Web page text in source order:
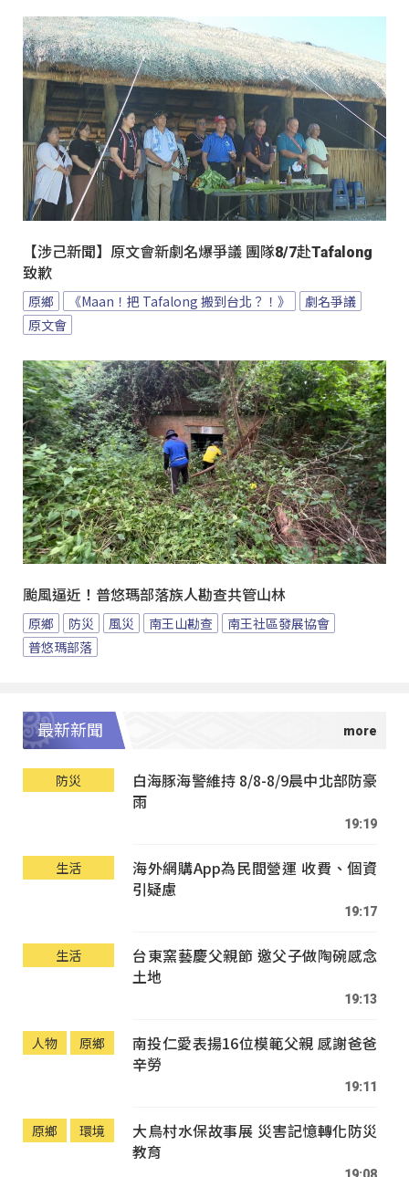
【涉己新聞】原文會新劇名爆爭議 團隊8/7赴Tafalong
致歉
原鄉 《Maan！把 Tafalong 搬到台北？！》
劇名爭議
原文會
颱風逼近！普悠瑪部落族人勘查共管山林
原鄉 防災 風災 南王山勘查
南王社區發展協會
普悠瑪部落
最新新聞
防災
白海豚海警維持 8/8-8/9晨中北部防豪
雨
19:19
生活
海外網購App為民間營運 收費、個資
引疑慮
19:17
生活
台東窯藝慶父親節 邀父子做陶碗感念
土地
19:13
人物 原鄉
南投仁愛表揚16位模範父親 感謝爸爸
辛勞
19:11
原鄉 環境
大鳥村水保故事展 災害記憶轉化防災
教育